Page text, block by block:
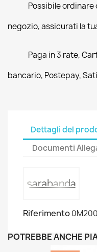
Possibile
negozio, assicurati la
Paga in 3 rate,
bancario, Postepay,
Dettagli del
Documenti
Riferimento
POTREBBE ANCHE